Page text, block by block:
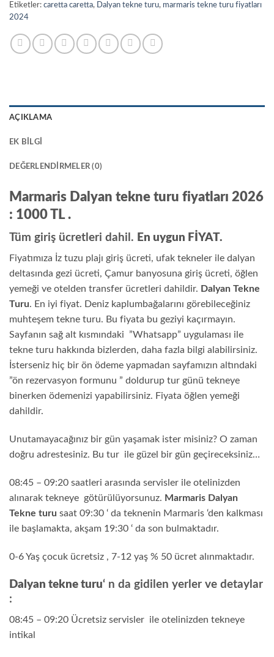
Etiketler: caretta caretta, Dalyan tekne turu, marmaris tekne turu fiyatları
2024
AÇIKLAMA
EK BILGI
DEĞERLENDIRMELER (0)
Marmaris Dalyan tekne turu fiyatları 2026
: 1000 TL .
Tüm giriş ücretleri dahil. En uygun FİYAT.
Fiyatımıza İz tuzu plajı giriş ücreti, ufak tekneler ile dalyan
deltasında gezi ücreti, Çamur banyosuna giriş ücreti, öğlen
yemeği ve otelden transfer ücretleri dahildir. Dalyan Tekne
Turu. En iyi fiyat. Deniz kaplumbağalarını görebileceğiniz
muhteşem tekne turu. Bu fiyata bu geziyi kaçırmayın.
Sayfanın sağ alt kısmındaki ”Whatsapp” uygulaması ile
tekne turu hakkında bizlerden, daha fazla bilgi alabilirsiniz.
İsterseniz hiç bir ön ödeme yapmadan sayfamızın altındaki
”ön rezervasyon formunu ” doldurup tur günü tekneye
binerken ödemenizi yapabilirsiniz. Fiyata öğlen yemeği
dahildir.
Unutamayacağınız bir gün yaşamak ister misiniz? O zaman
doğru adrestesiniz. Bu tur ile güzel bir gün geçireceksiniz…
08:45 – 09:20 saatleri arasında servisler ile otelinizden
alınarak tekneye götürülüyorsunuz. Marmaris Dalyan
Tekne turu saat 09:30 ‘ da teknenin Marmaris ‘den kalkması
ile başlamakta, akşam 19:30 ‘ da son bulmaktadır.
0-6 Yaş çocuk ücretsiz , 7-12 yaş % 50 ücret alınmaktadır.
Dalyan tekne turu‘ n da gidilen yerler ve detaylar
:
08:45 – 09:20 Ücretsiz servisler ile otelinizden tekneye
intikal